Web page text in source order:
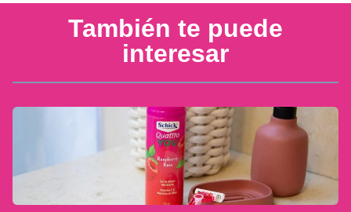
También te puede
interesar